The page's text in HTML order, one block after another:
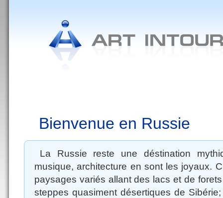
Bienvenue en Russie
La Russie reste une déstination
musique, architecture en sont les joyaux.
paysages variés allant des lacs et de
steppes quasiment désertiques de